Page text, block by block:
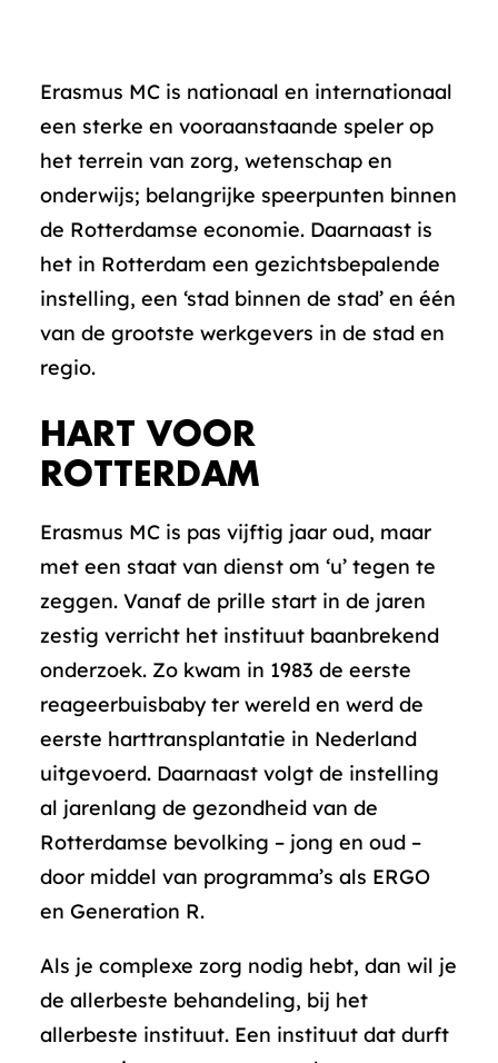
Erasmus MC is nationaal en internationaal
een sterke en vooraanstaande speler op
het terrein van zorg, wetenschap en
onderwijs; belangrijke speerpunten binnen
de Rotterdamse economie. Daarnaast is
het in Rotterdam een gezichtsbepalende
instelling, een ‘stad binnen de stad’ en één
van de grootste werkgevers in de stad en
regio.
HART VOOR
ROTTERDAM
Erasmus MC is pas vijftig jaar oud, maar
met een staat van dienst om ‘u’ tegen te
zeggen. Vanaf de prille start in de jaren
zestig verricht het instituut baanbrekend
onderzoek. Zo kwam in 1983 de eerste
reageerbuisbaby ter wereld en werd de
eerste harttransplantatie in Nederland
uitgevoerd. Daarnaast volgt de instelling
al jarenlang de gezondheid van de
Rotterdamse bevolking – jong en oud –
door middel van programma’s als ERGO
en Generation R.
Als je complexe zorg nodig hebt, dan wil je
de allerbeste behandeling, bij het
allerbeste instituut. Een instituut dat durft